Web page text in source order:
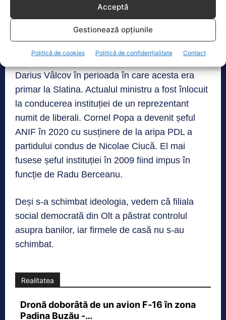
Acceptă
Gestionează opțiunile
Politică de cookies Politică de confidențialitate Contact
deputat de Olt. Așa se și explică prezența a
două companii apropiate de organizația liberală
din acest județ de banii de la ANIF.
Darius Vâlcov în perioada în care acesta era
primar la Slatina. Actualul ministru a fost înlocuit
la conducerea instituției de un reprezentant
numit de liberali. Cornel Popa a devenit șeful
ANIF în 2020 cu susținere de la aripa PDL a
partidului condus de Nicolae Ciucă. El mai
fusese șeful instituției în 2009 fiind impus în
funcție de Radu Berceanu.
Deși s-a schimbat ideologia, vedem că filiala
social democrată din Olt a păstrat controlul
asupra banilor, iar firmele de casă nu s-au
schimbat.
Realitatea
Dronă doborâtă de un avion F‑16 în zona
Padina Buzău -…